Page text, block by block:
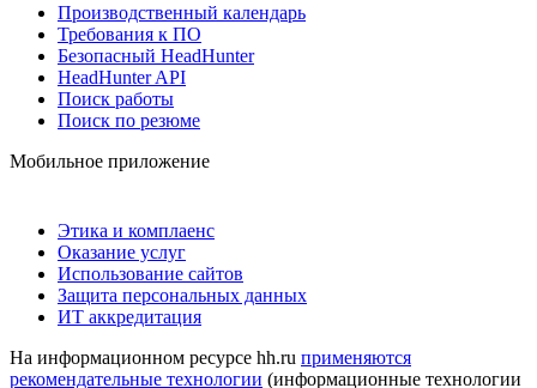
Производственный календарь
Требования к ПО
Безопасный HeadHunter
HeadHunter API
Поиск работы
Поиск по резюме
Мобильное приложение
Этика и комплаенс
Оказание услуг
Использование сайтов
Защита персональных данных
ИТ аккредитация
На информационном ресурсе hh.ru применяются
рекомендательные технологии (информационные технологии